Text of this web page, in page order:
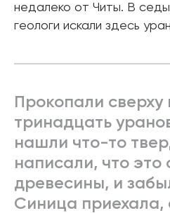
недалеко от Читы. В
геологи искали здесь
Прокопали сверху
тринадцать
нашли что-то
написали, что это
древесины, и
Синица приехала,